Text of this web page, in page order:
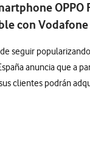
OPPO
con Vodafone
seguir
anuncia que a
clientes podrán